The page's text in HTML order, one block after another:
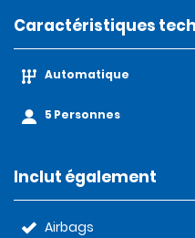
Caractéristiques
Automatique
5 Personnes
Inclut également
Airbags